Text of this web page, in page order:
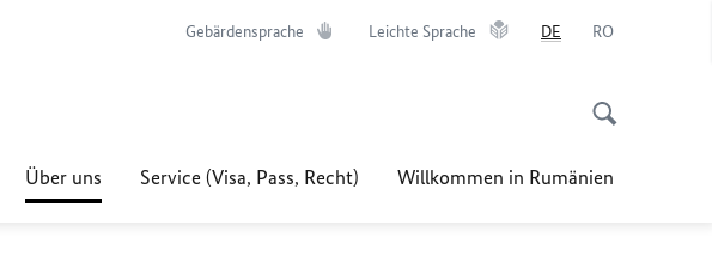
Gebärdensprache Leichte Sprache DE RO
Über uns Service (Visa, Pass, Recht) Willkommen in Rumänien